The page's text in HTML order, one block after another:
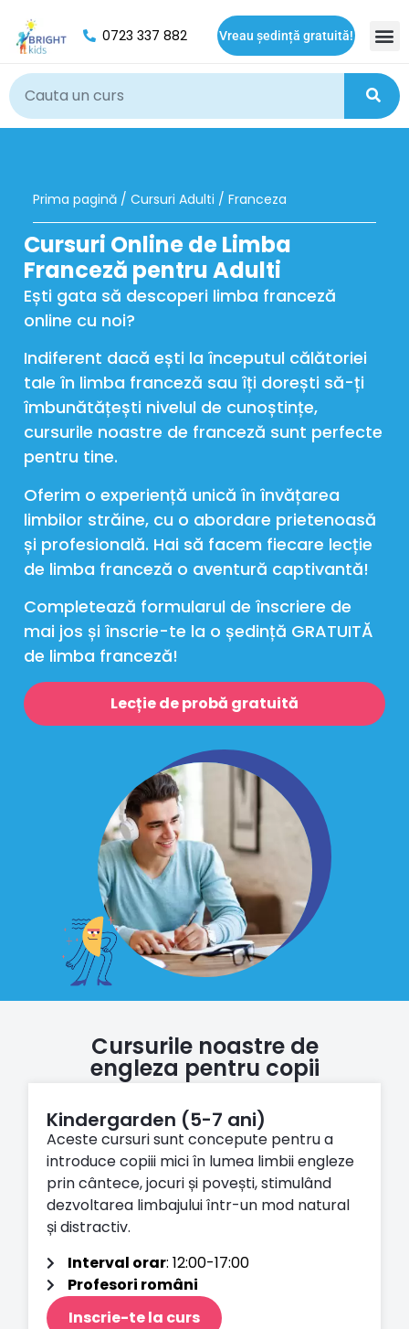
0723 337 882 Vreau ședință gratuită!
Prima pagină / Cursuri Adulti / Franceza
Cursuri Online de Limba
Franceză pentru Adulti
Ești gata să descoperi limba franceză
online cu noi?
Indiferent dacă ești la începutul călătoriei
tale în limba franceză sau îți dorești să-ți
îmbunătățești nivelul de cunoștințe,
cursurile noastre de franceză sunt perfecte
pentru tine.
Oferim o experiență unică în învățarea
limbilor străine, cu o abordare prietenoasă
și profesională. Hai să facem fiecare lecție
de limba franceză o aventură captivantă!
Completează formularul de înscriere de
mai jos și înscrie-te la o ședință GRATUITĂ
de limba franceză!
Lecție de probă gratuită
Cursurile noastre de
engleza pentru copii
Kindergarden (5-7 ani)
Aceste cursuri sunt concepute pentru a
introduce copiii mici în lumea limbii engleze
prin cântece, jocuri și povești, stimulând
dezvoltarea limbajului într-un mod natural
și distractiv.
Interval orar: 12:00-17:00
Profesori români
Inscrie-te la curs